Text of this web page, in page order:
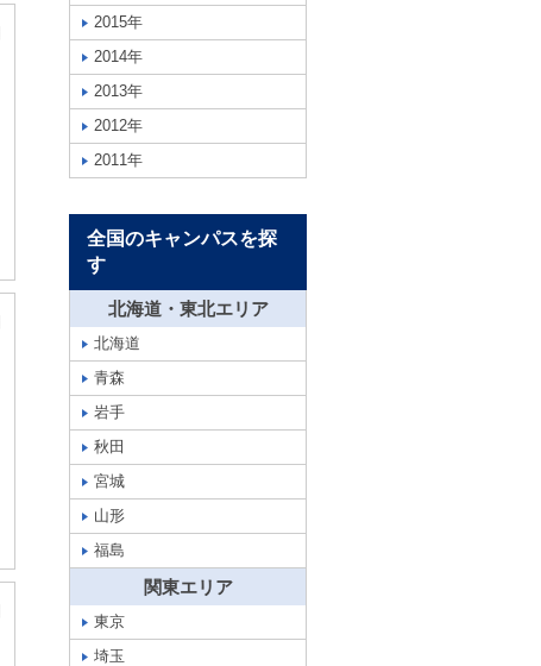
2015年
2014年
2013年
2012年
2011年
全国のキャンパスを探
す
北海道・東北エリア
北海道
青森
岩手
秋田
宮城
山形
福島
関東エリア
東京
埼玉